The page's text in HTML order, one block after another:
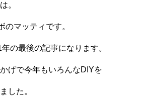
。
のマッティです。
の最後の記事になります。
げで今年もいろんなDIYを
した。